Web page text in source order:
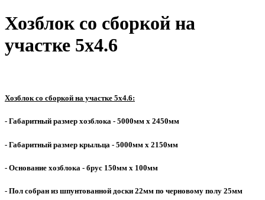
Хозблок со сборкой на
участке 5х4.6
Хозблок со сборкой на участке 5х4.6:
- Габаритный размер хозблока - 5000мм х 2450мм
- Габаритный размер крыльца - 5000мм х 2150мм
- Основание хозблока - брус 150мм х 100мм
- Пол собран из шпунтованной доски 22мм по черновому полу 25мм